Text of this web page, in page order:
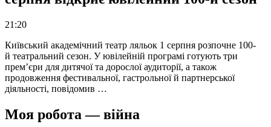
21:20
Київський академічний театр ляльок 1 серпня розпочне 100-
й театральний сезон. У ювілейній програмі готують три
прем’єри для дитячої та дорослої аудиторії, а також
продовження фестивальної, гастрольної й партнерської
діяльності, повідомив …
Моя робота — війна